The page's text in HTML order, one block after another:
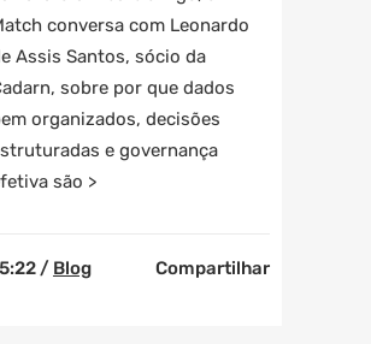
conversa com Leonardo
Assis Santos, sócio da
sobre por que dados
organizados, decisões
e governança
são >
/ Blog Compartilhar